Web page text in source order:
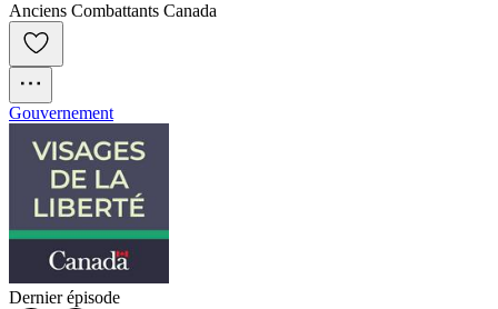
Anciens Combattants Canada
Gouvernement
Dernier épisode